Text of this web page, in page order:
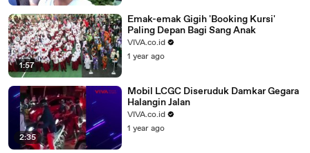
1:57
Emak-emak Gigih 'Booking Kursi'
Paling Depan Bagi Sang Anak
VIVA.co.id
1 year ago
2:35
Mobil LCGC Diseruduk Damkar Gegara
Halangin Jalan
VIVA.co.id
1 year ago